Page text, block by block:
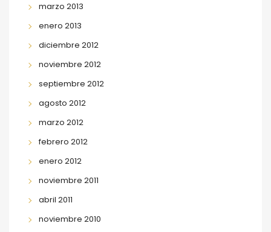
marzo 2013
enero 2013
diciembre 2012
noviembre 2012
septiembre 2012
agosto 2012
marzo 2012
febrero 2012
enero 2012
noviembre 2011
abril 2011
noviembre 2010